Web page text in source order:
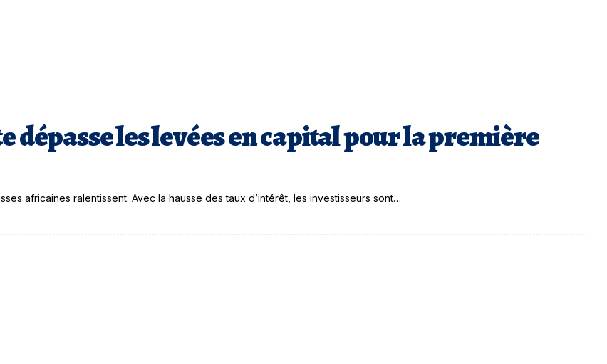
dépasse les levées en capital pour la première
africaines ralentissent. Avec la hausse des taux d’intérêt, les investisseurs sont…